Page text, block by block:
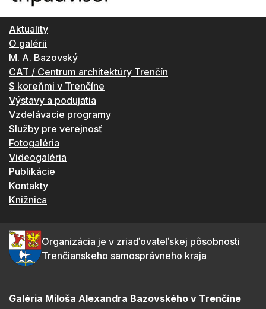
Aktuality
O galérii
M. A. Bazovský
CAT / Centrum architektúry Trenčín
S koreňmi v Trenčíne
Výstavy a podujatia
Vzdelávacie programy
Služby pre verejnosť
Fotogaléria
Videogaléria
Publikácie
Kontakty
Knižnica
Organizácia je v zriaďovateľskej pôsobnosti
Trenčianskeho samosprávneho kraja
Galéria Miloša Alexandra Bazovského v Trenčíne